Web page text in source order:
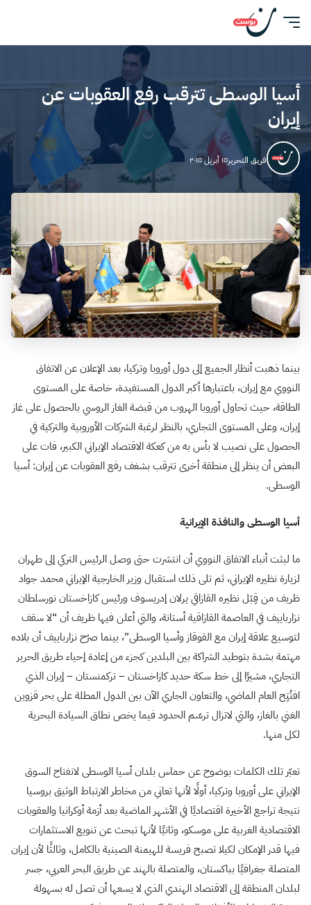
أسيا الوسطى تترقب رفع العقوبات عن
إيران
فريق التحرير١٥ أبريل ٢٠١٥
بينما ذهبت أنظار الجميع إلى دول أوروبا وتركيا، بعد الإعلان عن الاتفاق
النووي مع إيران، باعتبارها أكبر الدول المستفيدة، خاصة على المستوى
الطاقة، حيث تحاول أوروبا الهروب من قبضة الغاز الروسي بالحصول على غاز
إيران، وعلى المستوى التجاري، بالنظر لرغبة الشركات الأوروبية والتركية في
الحصول على نصيب لا بأس به من كعكة الاقتصاد الإيراني الكبير، فات على
البعض أن ينظر إلى منطقة أخرى تترقب بشغف رفع العقوبات عن إيران: أسيا
الوسطى.
أسيا الوسطى والنافذة الإيرانية
ما لبثت أنباء الاتفاق النووي أن انتشرت حتى وصل الرئيس التركي إلى طهران
لزيارة نظيره الإيراني، ثم تلى ذلك استقبال وزير الخارجية الإيراني محمد جواد
ظريف من قِبَل نظيره القازاقي يرلان إدريسوف ورئيس كازاخستان نورسلطان
نزارباييف في العاصمة القازاقية أستانة، والتي أعلن فيها ظريف أن “لا سقف
لتوسيع علاقة إيران مع القوقاز وأسيا الوسطى”، بينما صرّح نزارباييف أن بلاده
مهتمة بشدة بتوطيد الشراكة بين البلدين كجزء من إعادة إحياء طريق الحرير
التجاري، مشيرًا إلى خط سكة حديد كازاخستان – تركمنستان – إيران الذي
افتُتِح العام الماضي، والتعاون الجاري الآن بين الدول المطلة على بحر قزوين
الغني بالغاز، والتي لاتزال ترسّم الحدود فيما يخص نطاق السيادة البحرية
لكل منها.
تعبّر تلك الكلمات بوضوح عن حماس بلدان أسيا الوسطى لانفتاح السوق
الإيراني على أوروبا وتركيا، أولًا لأنها تعاني من مخاطر الارتباط الوثيق بروسيا
نتيجة تراجع الأخيرة اقتصاديًا في الأشهر الماضية بعد أزمة أوكرانيا والعقوبات
الاقتصادية الغربية على موسكو، وثانيًا لأنها تبحث عن تنويع الاستثمارات
فيها قدر الإمكان لكيلا تصبح فريسة للهيمنة الصينية بالكامل، وثالثًا لأن إيران
المتصلة جغرافيًا بباكستان، والمتصلة بالهند عن طريق البحر العربي، جسر
لبلدان المنطقة إلى الاقتصاد الهندي الذي لا يسعها أن تصل له بسهولة